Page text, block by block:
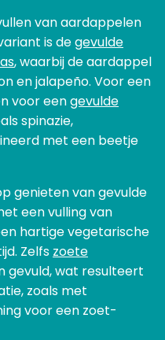
van aardappelen
is degevulde
, waarbij de aardappel
en jalapeño. Voor een
voor eengevulde
spinazie,
met een beetje
genieten van gevulde
een vulling van
hartige vegetarische
Zelfs zoete
gevuld, wat resulteert
zoals met
voor een zoet-